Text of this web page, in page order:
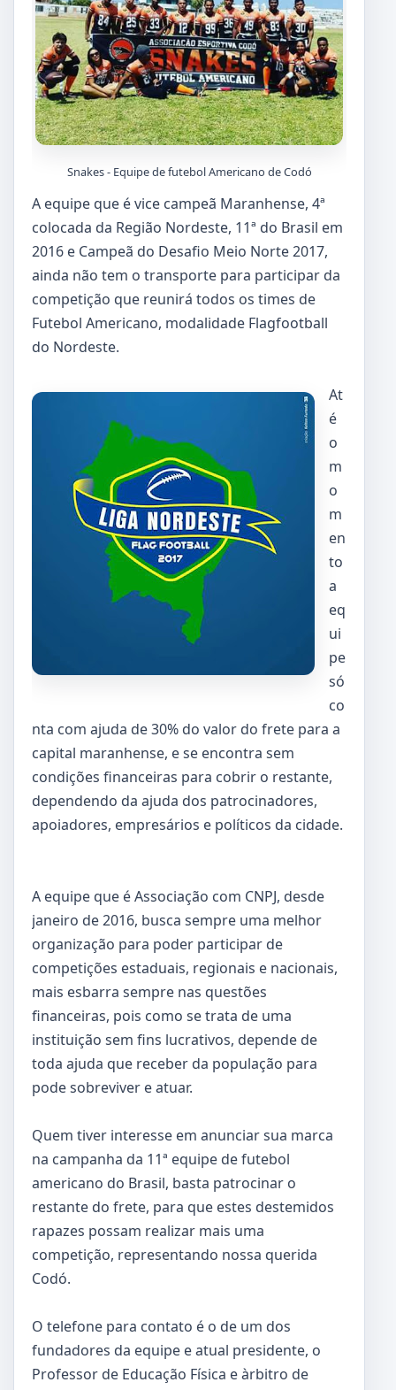
Snakes - Equipe de futebol Americano de Codó
A equipe que é vice campeã Maranhense, 4ª
colocada da Região Nordeste, 11ª do Brasil em
2016 e Campeã do Desafio Meio Norte 2017,
ainda não tem o transporte para participar da
competição que reunirá todos os times de
Futebol Americano, modalidade Flagfootball
do Nordeste.
At
é
o
m
o
m
en
to
a
eq
ui
pe
só
co
nta com ajuda de 30% do valor do frete para a
capital maranhense, e se encontra sem
condições financeiras para cobrir o restante,
dependendo da ajuda dos patrocinadores,
apoiadores, empresários e políticos da cidade.
A equipe que é Associação com CNPJ, desde
janeiro de 2016, busca sempre uma melhor
organização para poder participar de
competições estaduais, regionais e nacionais,
mais esbarra sempre nas questões
financeiras, pois como se trata de uma
instituição sem fins lucrativos, depende de
toda ajuda que receber da população para
pode sobreviver e atuar.
Quem tiver interesse em anunciar sua marca
na campanha da 11ª equipe de futebol
americano do Brasil, basta patrocinar o
restante do frete, para que estes destemidos
rapazes possam realizar mais uma
competição, representando nossa querida
Codó.
O telefone para contato é o de um dos
fundadores da equipe e atual presidente, o
Professor de Educação Física e àrbitro de